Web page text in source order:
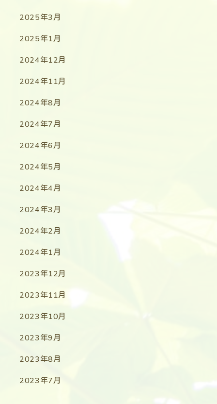
2025年3月
2025年1月
2024年12月
2024年11月
2024年8月
2024年7月
2024年6月
2024年5月
2024年4月
2024年3月
2024年2月
2024年1月
2023年12月
2023年11月
2023年10月
2023年9月
2023年8月
2023年7月